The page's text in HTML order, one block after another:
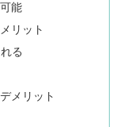
能
リット
る
メリット